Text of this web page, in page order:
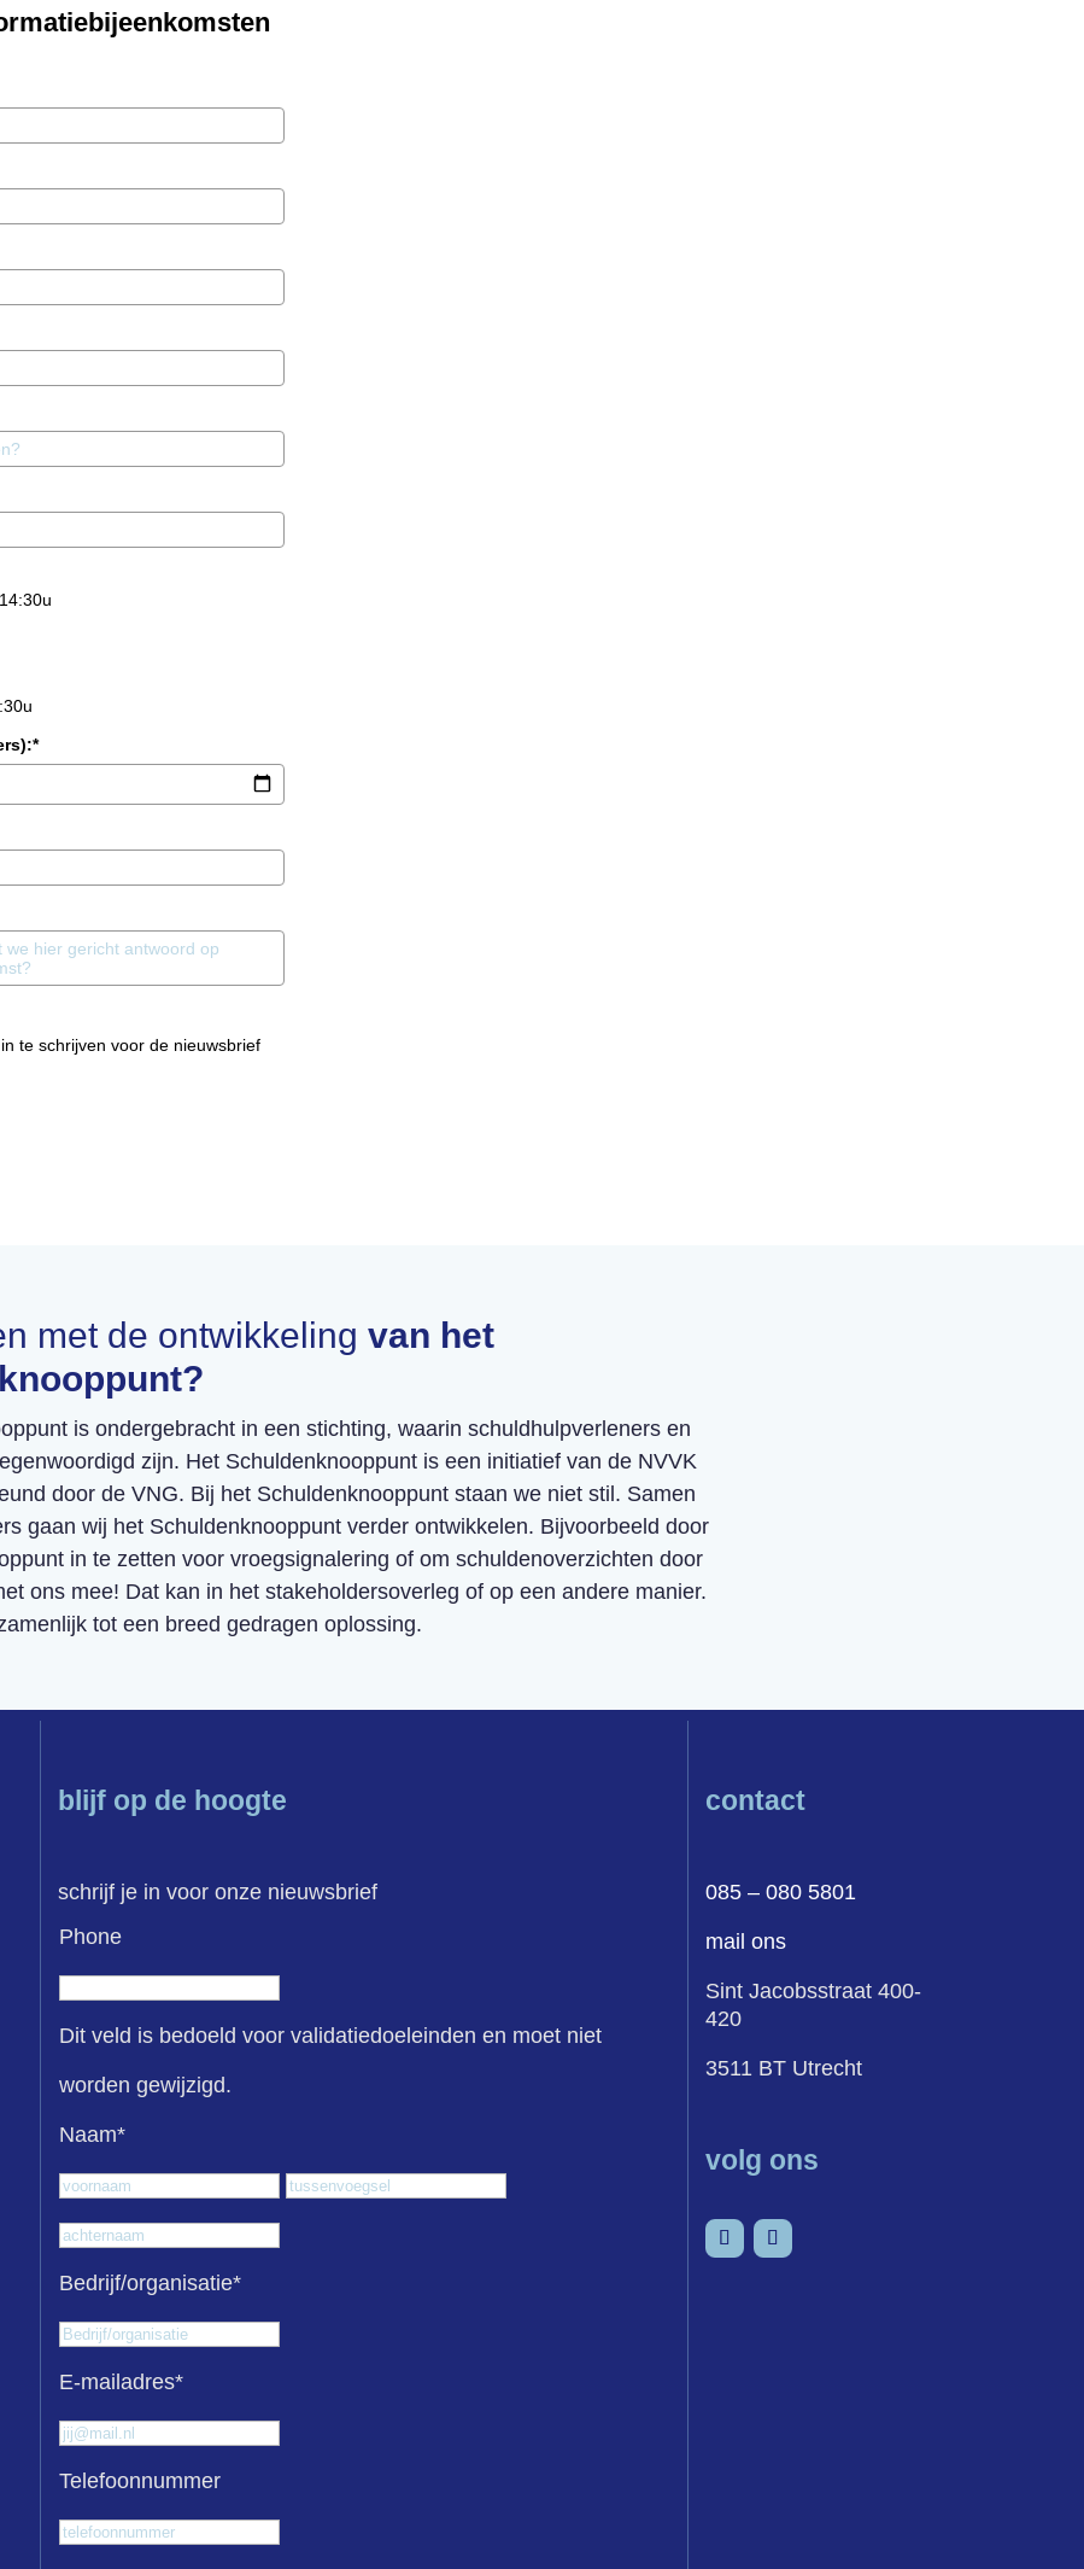
te schrijven voor de nieuwsbrief
met de ontwikkelingvan het
is ondergebracht in een stichting, waarin schuldhulpverleners en
zijn. Het Schuldenknooppunt is een initiatief van de NVVK
door de VNG. Bij het Schuldenknooppunt staan we niet stil. Samen
gaan wij het Schuldenknooppunt verder ontwikkelen. Bijvoorbeeld door
in te zetten voor vroegsignalering of om schuldenoverzichten door
ons mee! Dat kan in het stakeholdersoverleg of op een andere manier.
tot een breed gedragen oplossing.
blijf op de hoogte
schrijf je in voor onze nieuwsbrief
Phone
Dit veld is bedoeld voor validatiedoeleinden en moet niet
worden gewijzigd.
Naam*
Voornaam
Bedrijf/organisatie*
E-mailadres*
Telefoonnummer
contact
085 – 080 5801
mail ons
Sint Jacobsstraat 400-
420
3511 BT Utrecht
volg ons